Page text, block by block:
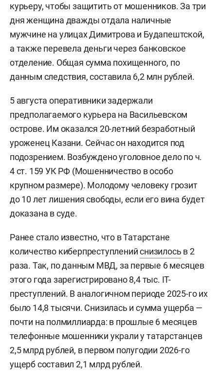
курьеру, чтобы защитить от мошенников. За три
дня женщина дважды отдала наличные
мужчине на улицах Димитрова и Будапештской,
а также перевела деньги через банковское
отделение. Общая сумма похищенного, по
данным следствия, составила 6,2 млн рублей.
5 августа оперативники задержали
предполагаемого курьера на Васильевском
острове. Им оказался 20-летний безработный
уроженец Казани. Сейчас он находится под
подозрением. Возбуждено уголовное дело по ч.
4 ст. 159 УК РФ (Мошенничество в особо
крупном размере). Молодому человеку грозит
до 10 лет лишения свободы, если его вина будет
доказана в суде.
Ранее стало известно, что в Татарстане
количество киберпреступленийснизилось в 2
раза. Так, по данным МВД, за первые 6 месяцев
этого года зарегистрировано 8,4 тыс. IT-
преступлений. В аналогичном периоде 2025-го их
было 14,8 тысячи. Снизилась и сумма ущерба —
почти на полмиллиарда: в прошлые 6 месяцев
телефонные мошенники украли у татарстанцев
2,5 млрд рублей, в первом полугодии 2026-го
ущерб составил 2,1 млрд рублей.